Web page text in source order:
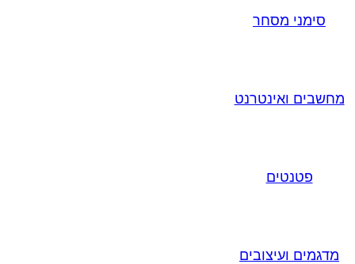
סימני מסחר
מחשבים ואינטרנט
פטנטים
מדגמים ועיצובים